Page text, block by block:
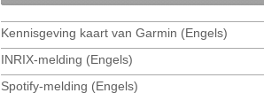
Kennisgeving kaart van Garmin (Engels)
INRIX-melding (Engels)
Spotify-melding (Engels)